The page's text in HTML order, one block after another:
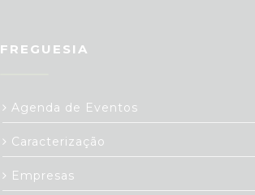
FREGUESIA
Agenda de Eventos
Caracterização
Empresas